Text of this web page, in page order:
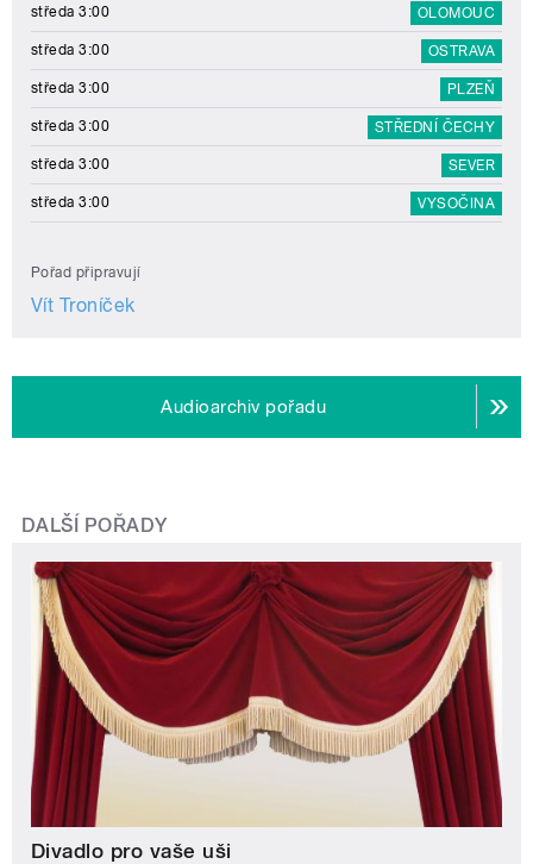
středa 3:00 OLOMOUC
středa 3:00 OSTRAVA
středa 3:00 PLZEŇ
středa 3:00 STŘEDNÍ ČECHY
středa 3:00 SEVER
středa 3:00 VYSOČINA
Pořad připravují
Vít Troníček
Audioarchiv pořadu
DALŠÍ POŘADY
Divadlo pro vaše uši